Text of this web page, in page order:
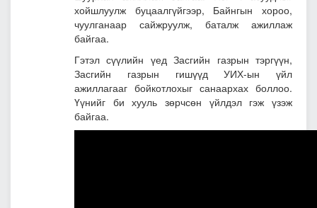
хойшлуулж буцаалгүйгээр, Байнгын хороо,
чуулганаар сайжруулж, баталж ажиллаж
байгаа.
Гэтэл сүүлийн үед Засгийн газрын тэргүүн,
Засгийн газрын гишүүд УИХ-ын үйл
ажиллагааг бойкотлохыг санаархах боллоо.
Үүнийг би хууль зөрчсөн үйлдэл гэж үзэж
байгаа.